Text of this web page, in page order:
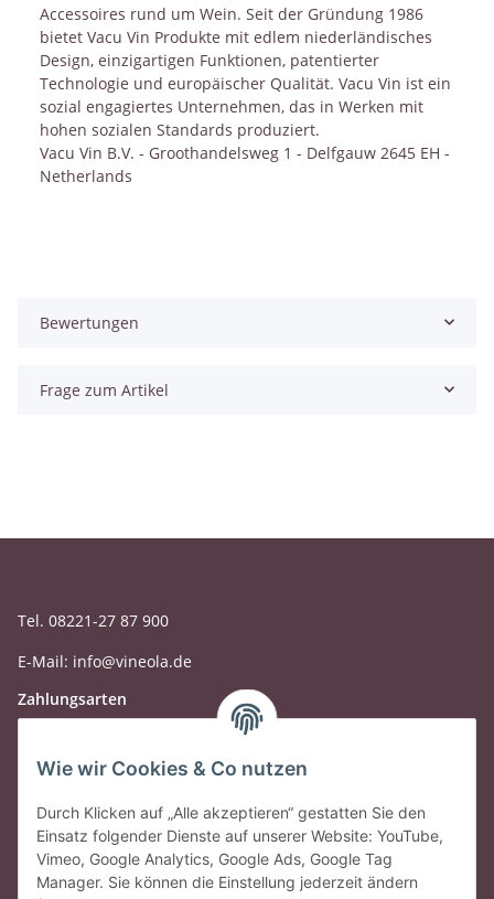
Accessoires rund um Wein. Seit der Gründung 1986
bietet Vacu Vin Produkte mit edlem niederländisches
Design, einzigartigen Funktionen, patentierter
Technologie und europäischer Qualität. Vacu Vin ist ein
sozial engagiertes Unternehmen, das in Werken mit
hohen sozialen Standards produziert.
Vacu Vin B.V. - Groothandelsweg 1 - Delfgauw 2645 EH -
Netherlands
Bewertungen
Frage zum Artikel
Tel. 08221-27 87 900
E-Mail: info@vineola.de
Zahlungsarten
Wie wir Cookies & Co nutzen
Durch Klicken auf „Alle akzeptieren“ gestatten Sie den
Einsatz folgender Dienste auf unserer Website: YouTube,
Vimeo, Google Analytics, Google Ads, Google Tag
Manager. Sie können die Einstellung jederzeit ändern